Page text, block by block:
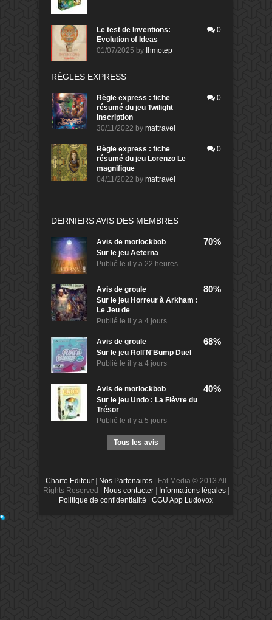
Le test de Inventions:
Evolution of Ideas
01/07/2025 by Ihmotep
0
RÈGLES EXPRESS
Règle express : fiche
résumé du jeu Twilight
Inscription
30/11/2022 by mattravel
0
Règle express : fiche
résumé du jeu Lorenzo Le
magnifique
04/11/2022 by mattravel
0
DERNIERS AVIS DES MEMBRES
Avis de morlockbob
Sur le jeu Aeterna
Publié le il y a 22 heures
70%
Avis de groule
Sur le jeu Horreur à Arkham :
Le Jeu de
Publié le il y a 4 jours
80%
Avis de groule
Sur le jeu Roll'N'Bump Duel
Publié le il y a 4 jours
68%
Avis de morlockbob
Sur le jeu Undo : La Fièvre du
Trésor
Publié le il y a 5 jours
40%
Tous les avis
Charte Editeur | Nos Partenaires | Fat Media © 2013 All
Rights Reserved | Nous contacter| Informations légales|
Politique de confidentialité | CGU App Ludovox